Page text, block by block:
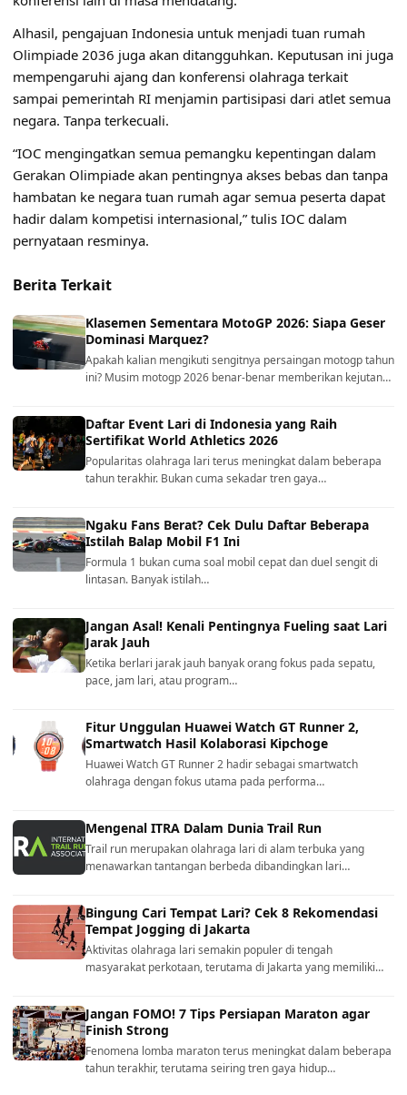
Alhasil, pengajuan Indonesia untuk menjadi tuan rumah
Olimpiade 2036 juga akan ditangguhkan. Keputusan ini juga
mempengaruhi ajang dan konferensi olahraga terkait
sampai pemerintah RI menjamin partisipasi dari atlet semua
negara. Tanpa terkecuali.
“IOC mengingatkan semua pemangku kepentingan dalam
Gerakan Olimpiade akan pentingnya akses bebas dan tanpa
hambatan ke negara tuan rumah agar semua peserta dapat
hadir dalam kompetisi internasional,” tulis IOC dalam
pernyataan resminya.
Berita Terkait
Klasemen Sementara MotoGP 2026: Siapa Geser
Dominasi Marquez?
Apakah kalian mengikuti sengitnya persaingan motogp tahun
ini? Musim motogp 2026 benar-benar memberikan kejutan…
Daftar Event Lari di Indonesia yang Raih
Sertifikat World Athletics 2026
Popularitas olahraga lari terus meningkat dalam beberapa
tahun terakhir. Bukan cuma sekadar tren gaya…
Ngaku Fans Berat? Cek Dulu Daftar Beberapa
Istilah Balap Mobil F1 Ini
Formula 1 bukan cuma soal mobil cepat dan duel sengit di
lintasan. Banyak istilah…
Jangan Asal! Kenali Pentingnya Fueling saat Lari
Jarak Jauh
Ketika berlari jarak jauh banyak orang fokus pada sepatu,
pace, jam lari, atau program…
Fitur Unggulan Huawei Watch GT Runner 2,
Smartwatch Hasil Kolaborasi Kipchoge
Huawei Watch GT Runner 2 hadir sebagai smartwatch
olahraga dengan fokus utama pada performa…
Mengenal ITRA Dalam Dunia Trail Run
Trail run merupakan olahraga lari di alam terbuka yang
menawarkan tantangan berbeda dibandingkan lari…
Bingung Cari Tempat Lari? Cek 8 Rekomendasi
Tempat Jogging di Jakarta
Aktivitas olahraga lari semakin populer di tengah
masyarakat perkotaan, terutama di Jakarta yang memiliki…
Jangan FOMO! 7 Tips Persiapan Maraton agar
Finish Strong
Fenomena lomba maraton terus meningkat dalam beberapa
tahun terakhir, terutama seiring tren gaya hidup…